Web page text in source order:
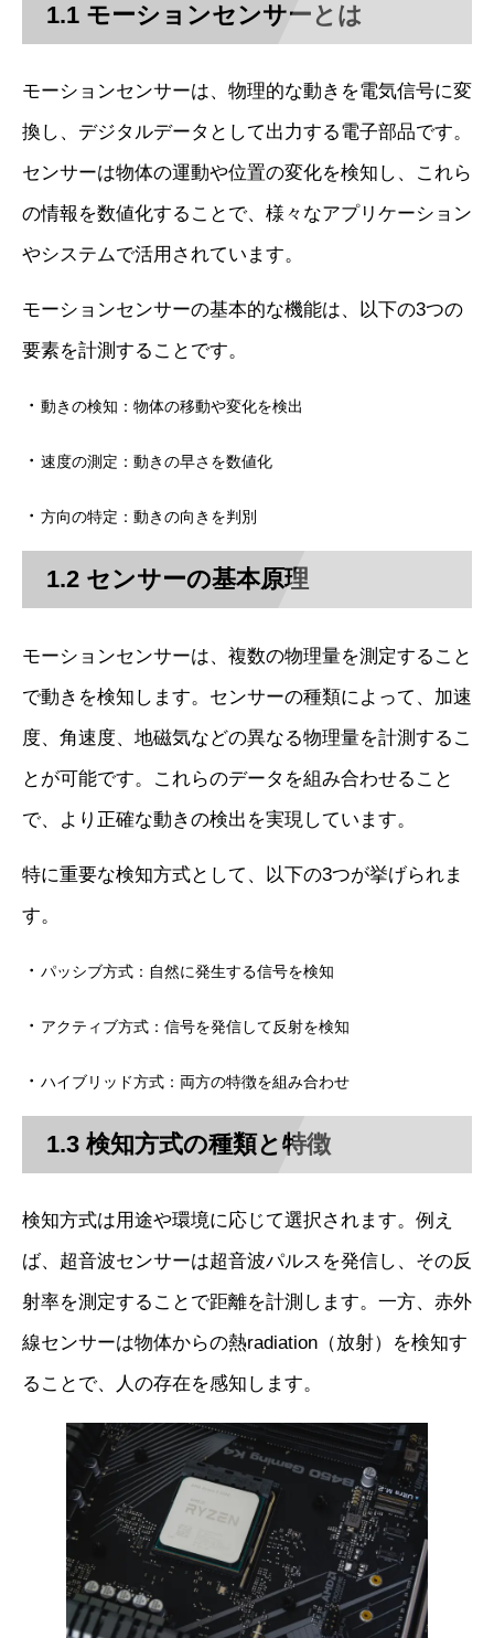
1.1 モーションセンサーとは
モーションセンサーは、物理的な動きを電気信号に変
換し、デジタルデータとして出力する電子部品です。
センサーは物体の運動や位置の変化を検知し、これら
の情報を数値化することで、様々なアプリケーション
やシステムで活用されています。
モーションセンサーの基本的な機能は、以下の3つの
要素を計測することです。
・ 動きの検知：物体の移動や変化を検出
・ 速度の測定：動きの早さを数値化
・ 方向の特定：動きの向きを判別
1.2 センサーの基本原理
モーションセンサーは、複数の物理量を測定すること
で動きを検知します。センサーの種類によって、加速
度、角速度、地磁気などの異なる物理量を計測するこ
とが可能です。これらのデータを組み合わせること
で、より正確な動きの検出を実現しています。
特に重要な検知方式として、以下の3つが挙げられま
す。
・ パッシブ方式：自然に発生する信号を検知
・ アクティブ方式：信号を発信して反射を検知
・ ハイブリッド方式：両方の特徴を組み合わせ
1.3 検知方式の種類と特徴
検知方式は用途や環境に応じて選択されます。例え
ば、超音波センサーは超音波パルスを発信し、その反
射率を測定することで距離を計測します。一方、赤外
線センサーは物体からの熱radiation（放射）を検知す
ることで、人の存在を感知します。